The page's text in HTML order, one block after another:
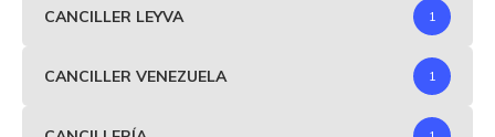
CANCILLER LEYVA 1
CANCILLER VENEZUELA 1